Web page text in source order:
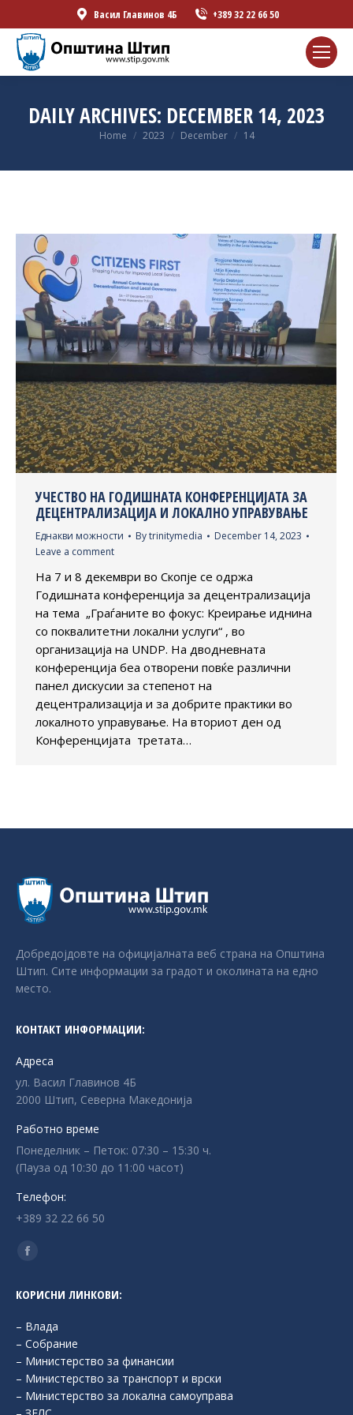
Васил Главинов 4Б +389 32 22 66 50
DAILY ARCHIVES: DECEMBER 14, 2023
You are here:
Home 2023 December 14
УЧЕСТВО НА ГОДИШНАТА КОНФЕРЕНЦИЈАТА ЗА
ДЕЦЕНТРАЛИЗАЦИЈА И ЛОКАЛНО УПРАВУВАЊЕ
Еднакви можности Bytrinitymedia
December 14, 2023
Leave a comment
На 7 и 8 декември во Скопје се одржа
Годишната конференција за децентрализација
на тема „Граѓаните во фокус: Креирање иднина
со поквалитетни локални услуги“ , во
организација на UNDP. На дводневната
конференција беа отворени повќе различни
панел дискусии за степенот на
децентрализација и за добрите практики во
локалното управување. На вториот ден од
Конференцијата третата…
Добредојдовте на официјалната веб страна на Општина
Штип. Сите информации за градот и околината на едно
место.
КОНТАКТ ИНФОРМАЦИИ:
Адреса
ул. Васил Главинов 4Б
2000 Штип, Северна Македонија
Работно време
Понеделник – Петок: 07:30 – 15:30 ч.
(Пауза од 10:30 до 11:00 часот)
Телефон:
+389 32 22 66 50
Find us on:
Facebook
opens
in
new
window
КОРИСНИ ЛИНКОВИ:
– Влада
– Собрание
– Министерство за финансии
– Министерство за транспорт и врски
– Министерство за локална самоуправа